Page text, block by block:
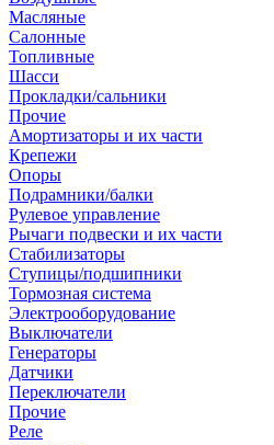
Масляные
Салонные
Топливные
Шасси
Прокладки/сальники
Прочие
Амортизаторы и их части
Крепежи
Опоры
Подрамники/балки
Рулевое управление
Рычаги подвески и их части
Стабилизаторы
Ступицы/подшипники
Тормозная система
Электрооборудование
Выключатели
Генераторы
Датчики
Переключатели
Прочие
Реле